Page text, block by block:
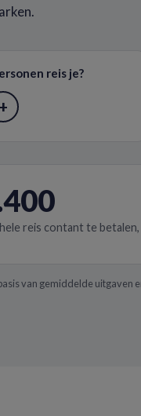
reis je?
+
reis contant te
van gemiddelde uitgaven